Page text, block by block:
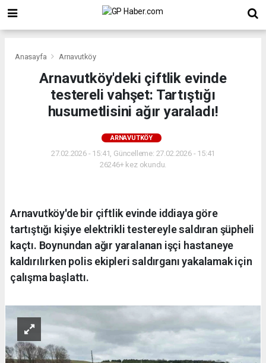
Anasayfa Arnavutköy
Arnavutköy'deki çiftlik evinde
testereli vahşet: Tartıştığı
husumetlisini ağır yaraladı!
ARNAVUTKÖY
27.02.2026 - 15:41, Güncelleme: 27.02.2026 - 15:41
26246+ kez okundu.
Arnavutköy'de bir çiftlik evinde iddiaya göre
tartıştığı kişiye elektrikli testereyle saldıran şüpheli
kaçtı. Boynundan ağır yaralanan işçi hastaneye
kaldırılırken polis ekipleri saldırganı yakalamak için
çalışma başlattı.